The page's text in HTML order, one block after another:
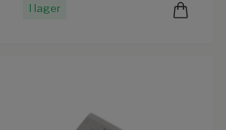
I lager